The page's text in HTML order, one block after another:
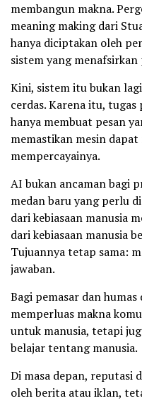
membangun makna.
meaning making dari
hanya diciptakan oleh
sistem yang menafsirkan
Kini, sistem itu bukan
cerdas. Karena itu, tugas
hanya membuat pesan
memastikan mesin
mempercayainya.
AI bukan ancaman bagi
medan baru yang perlu
dari kebiasaan manusia
dari kebiasaan manusia
Tujuannya tetap sama:
jawaban.
Bagi pemasar dan
memperluas makna
untuk manusia, tetapi
belajar tentang manusia.
Di masa depan, reputasi
oleh berita atau iklan,